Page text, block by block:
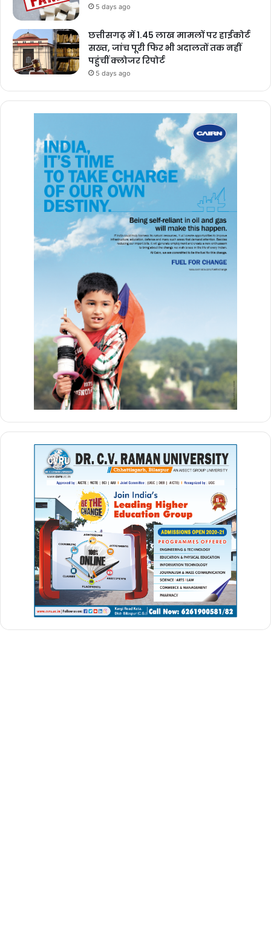
5 days ago
छत्तीसगढ़ में 1.45 लाख मामलों पर हाईकोर्ट
सख्त, जांच पूरी फिर भी अदालतों तक नहीं
पहुंचीं क्लोजर रिपोर्ट
5 days ago